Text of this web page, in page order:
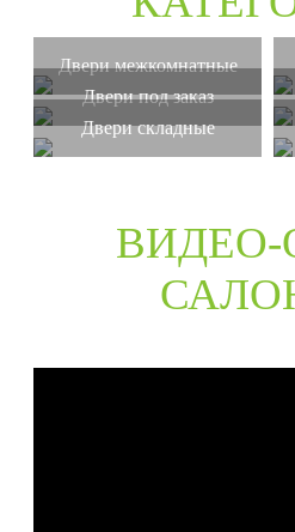
Двери межкомнатные
Двери под заказ
Двери складные
ВИДЕО-